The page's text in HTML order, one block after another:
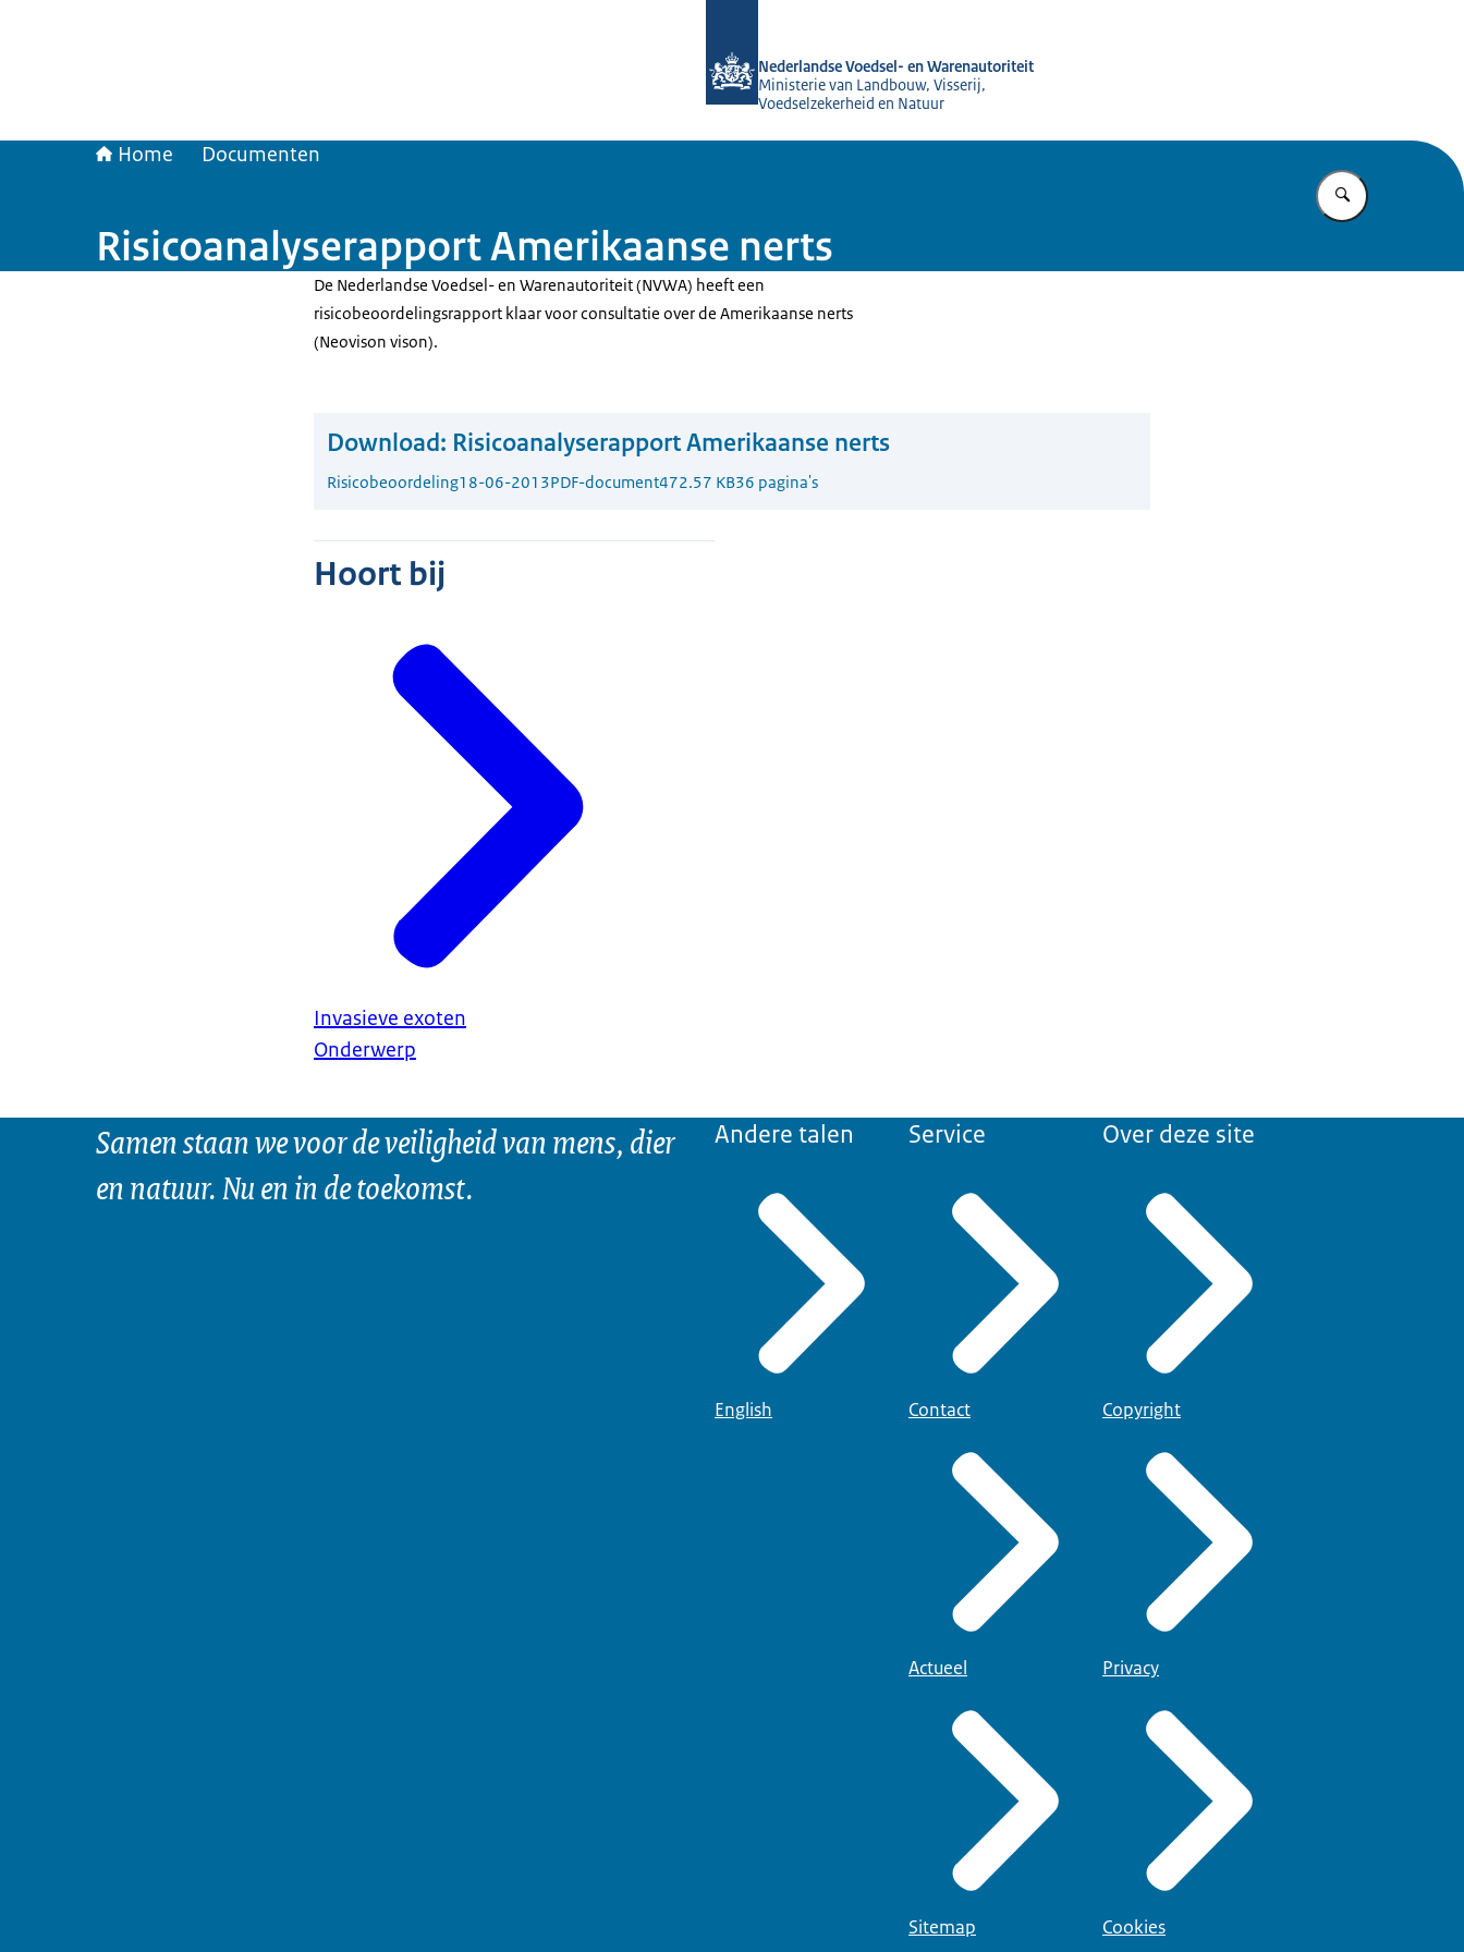
Nederlandse Voedsel- en Warenautoriteit
Ministerie van Landbouw, Visserij,
Voedselzekerheid en Natuur
Home Documenten
Vul in wat u
Risicoanalyserapport Amerikaanse nerts
De Nederlandse Voedsel- en Warenautoriteit (NVWA) heeft een
risicobeoordelingsrapport klaar voor consultatie over de Amerikaanse nerts
(Neovison vison).
Download: Risicoanalyserapport Amerikaanse nerts
Risicobeoordeling18-06-2013PDF-document472.57 KB36 pagina's
Hoort bij
Invasieve exoten
Onderwerp
Samen staan we voor de veiligheid van mens, dier
en natuur. Nu en in de toekomst.
Andere talen
English
Service
Contact
Actueel
Sitemap
Over deze site
Copyright
Privacy
Cookies